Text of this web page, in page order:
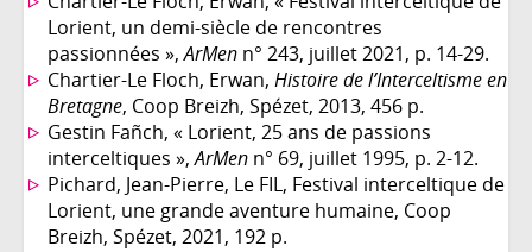
Lorient, un demi-siècle de rencontres
passionnées »,ArMen n° 243, juillet 2021, p. 14-29.
Chartier-Le Floch, Erwan, Histoire de l’Interceltisme en
Bretagne, Coop Breizh, Spézet, 2013, 456 p.
Gestin Fañch, « Lorient, 25 ans de passions
interceltiques »,ArMen n° 69, juillet 1995, p. 2-12.
Pichard, Jean-Pierre, Le FIL, Festival interceltique de
Lorient, une grande aventure humaine, Coop
Breizh, Spézet, 2021, 192 p.